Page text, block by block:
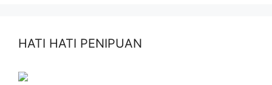
HATI HATI PENIPUAN